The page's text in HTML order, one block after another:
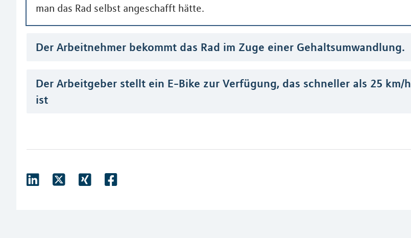
man das Rad selbst angeschafft hätte.
Der Arbeitnehmer bekommt das Rad im Zuge einer Gehaltsumwandlung.
Der Arbeitgeber stellt ein E-Bike zur Verfügung, das schneller als 25 km/h
ist